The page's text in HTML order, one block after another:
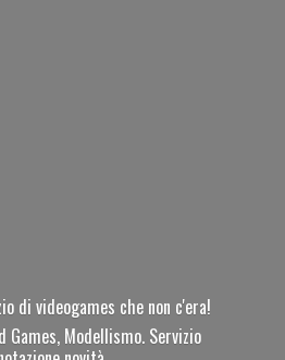
di videogames che non c'era!
Games, Modellismo. Servizio